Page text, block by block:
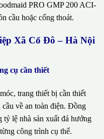
PRO GMP 200 ACI-
cầu hoặc cống thoát.
Xã Cổ Đô – Hà Nội
cụ cần thiết
trang thiết bị cần thiết
cầu về an toàn điện. Đồng
tỷ lệ nhà sản xuất đá hướng
công trình cụ thể.